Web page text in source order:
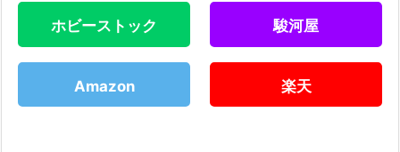
ホビーストック 駿河屋
Amazon 楽天